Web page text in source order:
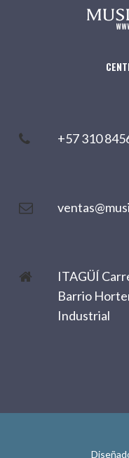
+57 310
ITAGÜÍ
Barrio
Industrial